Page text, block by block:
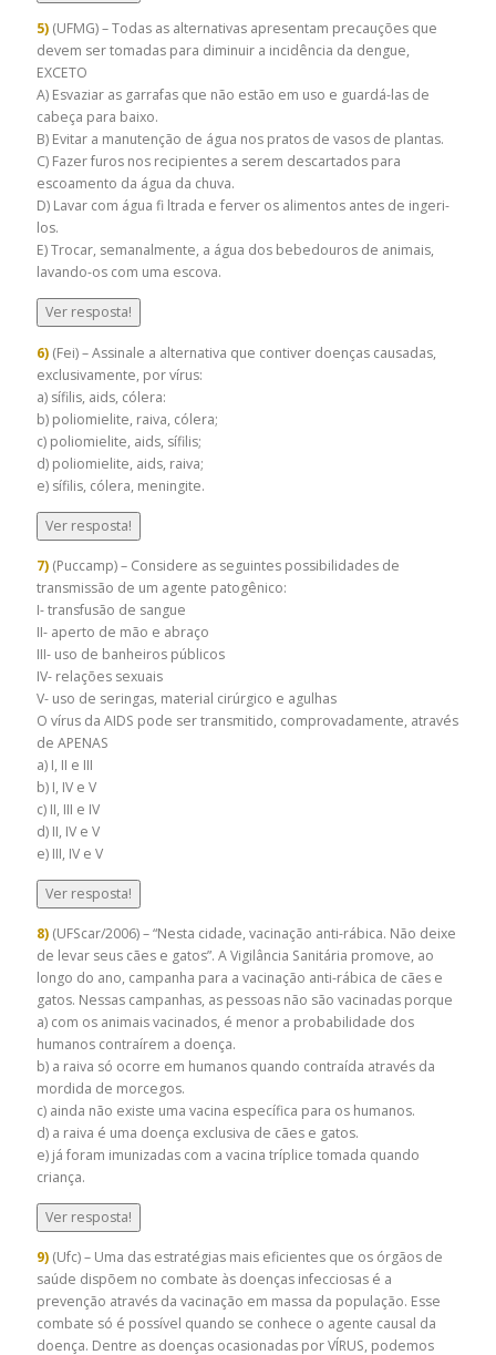
5) (UFMG) – Todas as alternativas apresentam precauções que
devem ser tomadas para diminuir a incidência da dengue,
EXCETO
A) Esvaziar as garrafas que não estão em uso e guardá-las de
cabeça para baixo.
B) Evitar a manutenção de água nos pratos de vasos de plantas.
C) Fazer furos nos recipientes a serem descartados para
escoamento da água da chuva.
D) Lavar com água fi ltrada e ferver os alimentos antes de ingeri-
los.
E) Trocar, semanalmente, a água dos bebedouros de animais,
lavando-os com uma escova.
Ver resposta!
6) (Fei) – Assinale a alternativa que contiver doenças causadas,
exclusivamente, por vírus:
a) sífilis, aids, cólera:
b) poliomielite, raiva, cólera;
c) poliomielite, aids, sífilis;
d) poliomielite, aids, raiva;
e) sífilis, cólera, meningite.
Ver resposta!
7) (Puccamp) – Considere as seguintes possibilidades de
transmissão de um agente patogênico:
I- transfusão de sangue
II- aperto de mão e abraço
III- uso de banheiros públicos
IV- relações sexuais
V- uso de seringas, material cirúrgico e agulhas
O vírus da AIDS pode ser transmitido, comprovadamente, através
de APENAS
a) I, II e III
b) I, IV e V
c) II, III e IV
d) II, IV e V
e) III, IV e V
Ver resposta!
8) (UFScar/2006) – “Nesta cidade, vacinação anti-rábica. Não deixe
de levar seus cães e gatos”. A Vigilância Sanitária promove, ao
longo do ano, campanha para a vacinação anti-rábica de cães e
gatos. Nessas campanhas, as pessoas não são vacinadas porque
a) com os animais vacinados, é menor a probabilidade dos
humanos contraírem a doença.
b) a raiva só ocorre em humanos quando contraída através da
mordida de morcegos.
c) ainda não existe uma vacina específica para os humanos.
d) a raiva é uma doença exclusiva de cães e gatos.
e) já foram imunizadas com a vacina tríplice tomada quando
criança.
Ver resposta!
9) (Ufc) – Uma das estratégias mais eficientes que os órgãos de
saúde dispõem no combate às doenças infecciosas é a
prevenção através da vacinação em massa da população. Esse
combate só é possível quando se conhece o agente causal da
doença. Dentre as doenças ocasionadas por VÍRUS, podemos